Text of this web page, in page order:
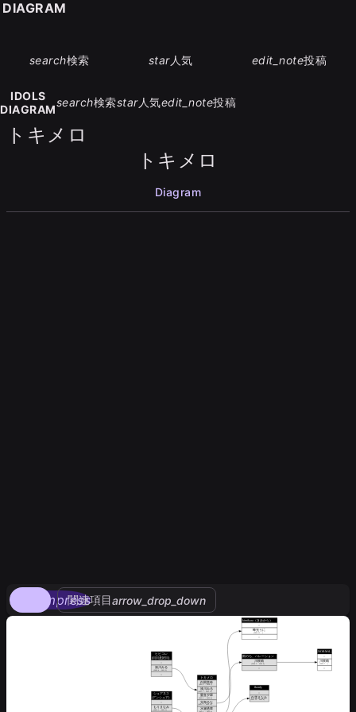
search検索 star人気 edit_note投稿
IDOLS
DIAGRAM
search検索star人気edit_note投稿
トキメロ
トキメロ
Diagram
compress
関連項目arrow_drop_down